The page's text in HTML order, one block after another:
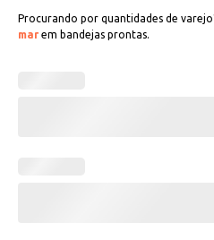
Procurando por quantidades de
mar em bandejas prontas.